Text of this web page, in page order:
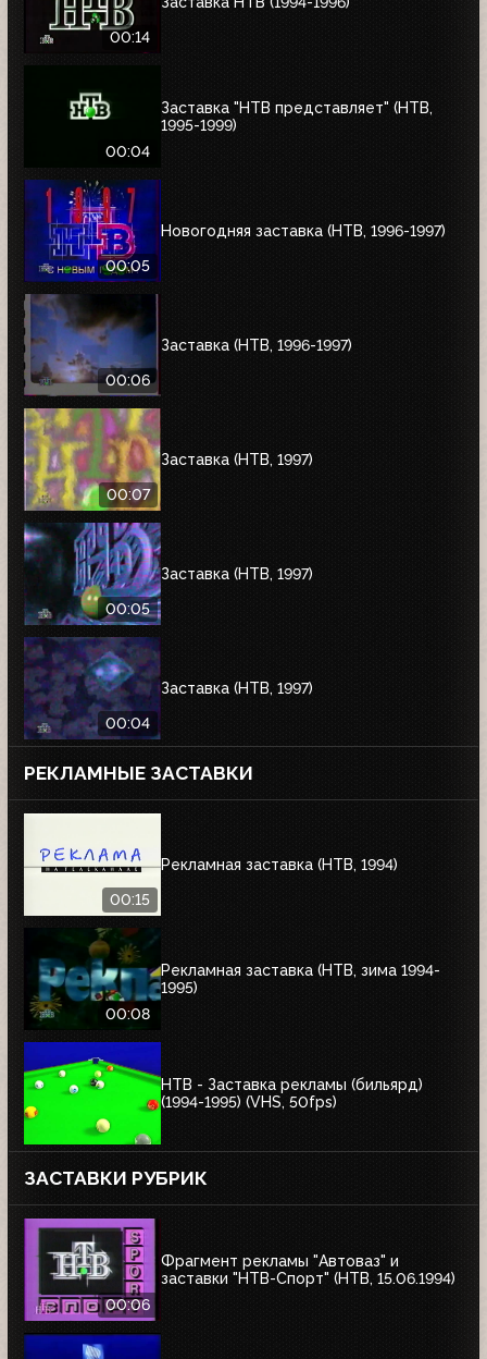
00:14
00:04
Заставка "НТВ представляет" (НТВ,
1995-1999)
00:05
Новогодняя заставка (НТВ, 1996-1997)
00:06
Заставка (НТВ, 1996-1997)
00:07
Заставка (НТВ, 1997)
00:05
Заставка (НТВ, 1997)
00:04
Заставка (НТВ, 1997)
РЕКЛАМНЫЕ ЗАСТАВКИ
00:15
Рекламная заставка (НТВ, 1994)
00:08
Рекламная заставка (НТВ, зима 1994-
1995)
НТВ - Заставка рекламы (бильярд)
(1994-1995) (VHS, 50fps)
ЗАСТАВКИ РУБРИК
00:06
Фрагмент рекламы "Автоваз" и
заставки "НТВ-Спорт" (НТВ, 15.06.1994)